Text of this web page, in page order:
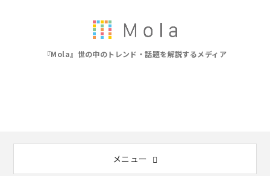
『Mola』世の中のトレンド・話題を解説するメディア
メニュー